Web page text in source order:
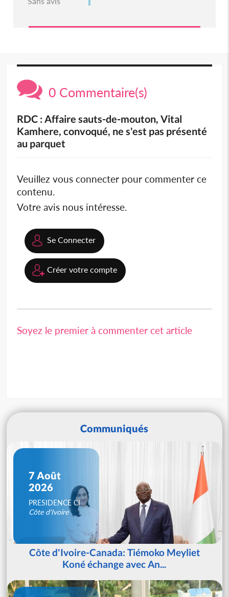
0 Commentaire(s)
RDC : Affaire sauts-de-mouton, Vital
Kamhere, convoqué, ne s'est pas présenté
au parquet
Veuillez vous connecter pour commenter ce
contenu.
Votre avis nous intéresse.
Se Connecter
Créer votre compte
Soyez le premier à commenter cet article
Communiqués
7 Août
2026
PRESIDENCE CI
Côte d'Ivoire
Côte d'Ivoire-Canada: Tiémoko Meyliet
Koné échange avec An...